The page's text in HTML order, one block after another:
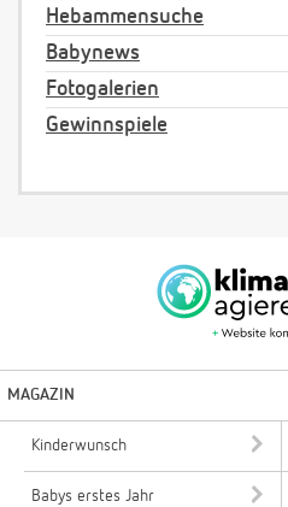
Hebammensuche
Babynews
Fotogalerien
Gewinnspiele
MAGAZIN
Kinderwunsch
Babys erstes Jahr